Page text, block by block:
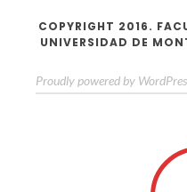
COPYRIGHT 2016.
UNIVERSIDAD DE
Proudly powered by